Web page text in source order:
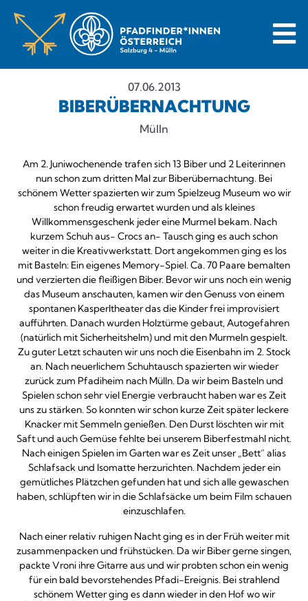
07.06.2013
BIBERÜBERNACHTUNG
Mülln
Am 2. Juniwochenende trafen sich 13 Biber und 2 Leiterinnen
nun schon zum dritten Mal zur Biberübernachtung. Bei
schönem Wetter spazierten wir zum Spielzeug Museum wo wir
schon freudig erwartet wurden und als kleines
Willkommensgeschenk jeder eine Murmel bekam. Nach
kurzem Schuh aus- Crocs an- Tausch ging es auch schon
weiter in die Kreativwerkstatt. Dort angekommen ging es los
mit Basteln: Ein eigenes Memory-Spiel. Ca. 70 Paare bemalten
und verzierten die fleißigen Biber. Bevor wir uns noch ein wenig
das Museum anschauten, kamen wir den Genuss von einem
spontanen Kasperltheater das die Kinder frei improvisiert
aufführten. Danach wurden Holztürme gebaut, Autogefahren
(natürlich mit Sicherheitshelm) und mit den Murmeln gespielt.
Zu guter Letzt schauten wir uns noch die Eisenbahn im 2. Stock
an. Nach neuerlichem Schuhtausch spazierten wir wieder
zurück zum Pfadiheim nach Mülln. Da wir beim Basteln und
Spielen schon sehr viel Energie verbraucht haben war es Zeit
uns zu stärken. So konnten wir schon kurze Zeit später leckere
Knacker mit Semmeln genießen. Den Durst löschten wir mit
Saft und auch Gemüse fehlte bei unserem Biberfestmahl nicht.
Nach einigen Spielen im Garten war es Zeit unser „Bett“ alias
Schlafsack und Isomatte herzurichten. Nachdem jeder ein
gemütliches Plätzchen gefunden hat und sich alle gewaschen
haben, schlüpften wir in die Schlafsäcke um beim Film schauen
einzuschlafen.
Nach einer relativ ruhigen Nacht ging es in der Früh weiter mit
zusammenpacken und frühstücken. Da wir Biber gerne singen,
packte Vroni ihre Gitarre aus und wir probten schon ein wenig
für ein bald bevorstehendes Pfadi-Ereignis. Bei strahlend
schönem Wetter ging es dann wieder in den Hof wo wir